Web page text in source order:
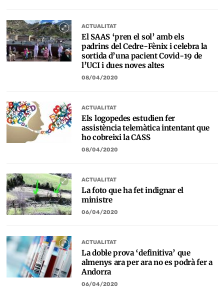
ACTUALITAT
El SAAS ‘pren el sol’ amb els
padrins del Cedre-Fènix i celebra la
sortida d’una pacient Covid-19 de
l’UCI i dues noves altes
08/04/2020
ACTUALITAT
Els logopedes estudien fer
assistència telemàtica intentant que
ho cobreixi la CASS
08/04/2020
ACTUALITAT
La foto que ha fet indignar el
ministre
06/04/2020
ACTUALITAT
La doble prova ‘definitiva’ que
almenys ara per ara no es podrà fer a
Andorra
06/04/2020